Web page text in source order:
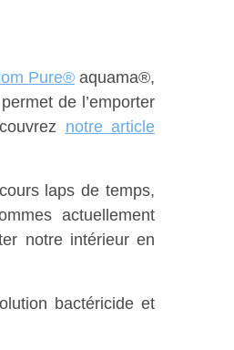
Pure®aquama®,
de l’emporter
notre article
laps de temps,
actuellement
notre intérieur en
bactéricide et